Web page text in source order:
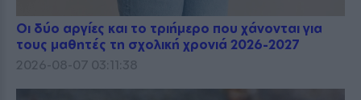
Οι δύο αργίες και το τριήμερο που χάνονται για
τους μαθητές τη σχολική χρονιά 2026-2027
2026-08-07 03:11:38